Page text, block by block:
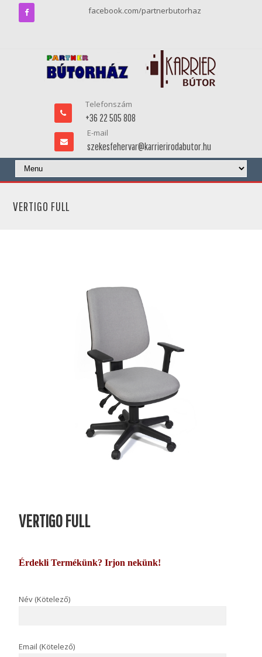
facebook.com/partnerbutorhaz
Telefonszám
+36 22 505 808
E-mail
szekesfehervar@karrierirodabutor.hu
VERTIGO FULL
VERTIGO FULL
Érdekli Termékünk? Irjon nekünk!
Név (Kötelező)
Email (Kötelező)